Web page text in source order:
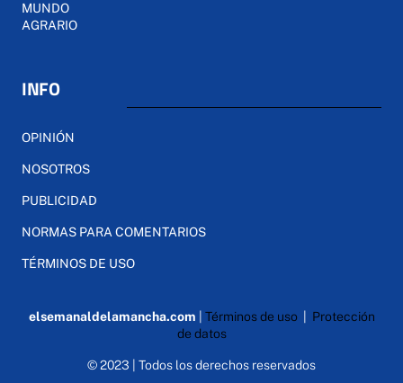
MUNDO
AGRARIO
INFO
OPINIÓN
NOSOTROS
PUBLICIDAD
NORMAS PARA COMENTARIOS
TÉRMINOS DE USO
elsemanaldelamancha.com Términos de uso| Protección
de datos
© 2023 | Todos los derechos reservados